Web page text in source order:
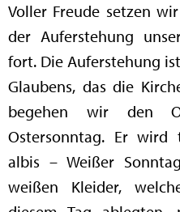
Voller Freude setzen
der Auferstehung
fort. Die Auferstehung
Glaubens, das die
begehen wir den
Ostersonntag. Er
albis – Weißer
weißen Kleider,